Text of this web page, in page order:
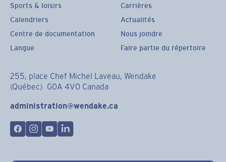
255, place Chef Michel Laveau, Wendake
(Québec) G0A 4V0 Canada
administration@wendake.ca
Sports & loisirs
Calendriers
Centre de documentation
Langue
Carrières
Actualités
Nous joindre
Faire partie du répertoire